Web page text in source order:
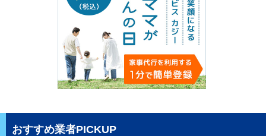
おすすめ業者PICKUP